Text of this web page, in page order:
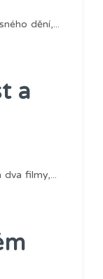
dění,...
a
filmy,...